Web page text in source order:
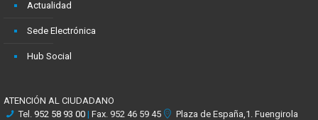
Actualidad
Sede Electrónica
Hub Social
ATENCIÓN AL CIUDADANO
Tel. 952 58 93 00 | Fax. 952 46 59 45
Plaza de España,1. Fuengirola